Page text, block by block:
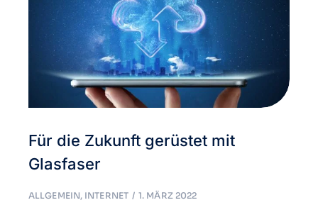
Für die Zukunft gerüstet mit
Glasfaser
ALLGEMEIN, INTERNET 1. MÄRZ 2022